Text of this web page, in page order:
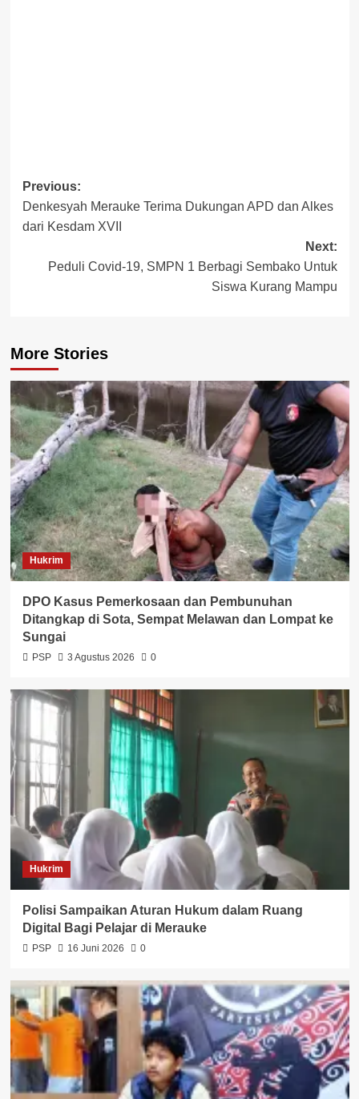
Post
navigation
Previous:
Denkesyah Merauke Terima Dukungan APD dan Alkes
dari Kesdam XVII
Next:
Peduli Covid-19, SMPN 1 Berbagi Sembako Untuk
Siswa Kurang Mampu
More Stories
Hukrim
DPO Kasus Pemerkosaan dan Pembunuhan
Ditangkap di Sota, Sempat Melawan dan Lompat ke
Sungai
PSP 3 Agustus 2026 0
Hukrim
Polisi Sampaikan Aturan Hukum dalam Ruang
Digital Bagi Pelajar di Merauke
PSP 16 Juni 2026 0